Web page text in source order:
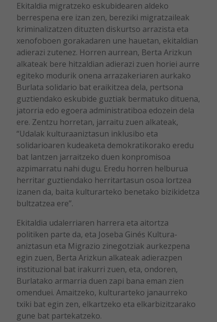
Ekitaldia migratzeko eskubidearen aldeko
berrespena ere izan zen, bereziki migratzaileak
kriminalizatzen dituzten diskurtso arrazista eta
xenofoboen gorakadaren une hauetan, ekitaldian
adierazi zutenez. Horren aurrean, Berta Arizkun
alkateak bere hitzaldian adierazi zuen horiei aurre
egiteko modurik onena arrazakeriaren aurkako
Burlata solidario bat eraikitzea dela, pertsona
guztiendako eskubide guztiak bermatuko dituena,
jatorria edo egoera administratiboa edozein dela
ere. Zentzu horretan, jarraitu zuen alkateak,
“Udalak kulturaaniztasun inklusibo eta
solidarioaren kudeaketa demokratikorako eredu
bat lantzen jarraitzeko duen konpromisoa
azpimarratu nahi dugu. Eredu horren helburua
herritar guztiendako herritartasun osoa lortzea
izanen da, baita kulturarteko benetako bizikidetza
bultzatzea ere”.
Ekitaldia udalerriaren harrera eta aitortza
politiken parte da, eta Joseba Ginés Kultura-
aniztasun eta Migrazio zinegotziak aurkezpena
egin zuen, Berta Arizkun alkateak adierazpen
instituzional bat irakurri zuen, eta, ondoren,
Burlatako armarria duen zapi bana eman zien
omenduei. Amaitzeko, kulturarteko janaurreko
txiki bat egin zen, elkartzeko eta elkarbizitzarako
gune bat partekatzeko.